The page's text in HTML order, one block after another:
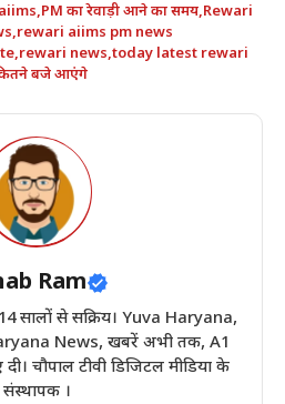
,PM का रेवाड़ी आने का समय,Rewari
,rewari aiims pm news
,rewari news,today latest rewari
मे कितने बजे आएंगे
Ram
सालों से सक्रिय। Yuva Haryana,
News, खबरें अभी तक, A1
चौपाल टीवी डिजिटल मीडिया के
संस्थापक ।